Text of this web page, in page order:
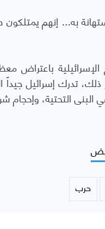
به... إنهم يمتلكون
باعتراض
تدرك إسرائيل جيداً
التحتية، وإحجام
حرب